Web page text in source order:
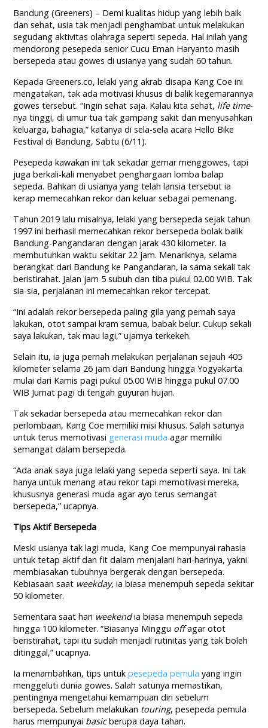
Bandung (Greeners) – Demi kualitas hidup yang lebih baik
dan sehat, usia tak menjadi penghambat untuk melakukan
segudang aktivitas olahraga seperti sepeda. Hal inilah yang
mendorong pesepeda senior Cucu Eman Haryanto masih
bersepeda atau gowes di usianya yang sudah 60 tahun.
Kepada Greeners.co, lelaki yang akrab disapa Kang Coe ini
mengatakan, tak ada motivasi khusus di balik kegemarannya
gowes tersebut. “Ingin sehat saja. Kalau kita sehat, life time-
nya tinggi, di umur tua tak gampang sakit dan menyusahkan
keluarga, bahagia,” katanya di sela-sela acara Hello Bike
Festival di Bandung, Sabtu (6/11).
Pesepeda kawakan ini tak sekadar gemar menggowes, tapi
juga berkali-kali menyabet penghargaan lomba balap
sepeda. Bahkan di usianya yang telah lansia tersebut ia
kerap memecahkan rekor dan keluar sebagai pemenang.
Tahun 2019 lalu misalnya, lelaki yang bersepeda sejak tahun
1997 ini berhasil memecahkan rekor bersepeda bolak balik
Bandung-Pangandaran dengan jarak 430 kilometer. Ia
membutuhkan waktu sekitar 22 jam. Menariknya, selama
berangkat dari Bandung ke Pangandaran, ia sama sekali tak
beristirahat. Jalan jam 5 subuh dan tiba pukul 02.00 WIB. Tak
sia-sia, perjalanan ini memecahkan rekor tercepat.
“Ini adalah rekor bersepeda paling gila yang pernah saya
lakukan, otot sampai kram semua, babak belur. Cukup sekali
saya lakukan, tak mau lagi,” ujarnya terkekeh.
Selain itu, ia juga pernah melakukan perjalanan sejauh 405
kilometer selama 26 jam dari Bandung hingga Yogyakarta
mulai dari Kamis pagi pukul 05.00 WIB hingga pukul 07.00
WIB Jumat pagi di tengah guyuran hujan.
Tak sekadar bersepeda atau memecahkan rekor dan
perlombaan, Kang Coe memiliki misi khusus. Salah satunya
untuk terus memotivasi generasi muda agar memiliki
semangat dalam bersepeda.
“Ada anak saya juga lelaki yang sepeda seperti saya. Ini tak
hanya untuk menang atau rekor tapi memotivasi mereka,
khususnya generasi muda agar ayo terus semangat
bersepeda,” ucapnya.
Tips Aktif Bersepeda
Meski usianya tak lagi muda, Kang Coe mempunyai rahasia
untuk tetap aktif dan fit dalam menjalani hari-harinya, yakni
membiasakan tubuhnya bergerak dengan bersepeda.
Kebiasaan saat weekday, ia biasa menempuh sepeda sekitar
50 kilometer.
Sementara saat hari weekendia biasa menempuh sepeda
hingga 100 kilometer. “Biasanya Minggu offagar otot
beristirahat, tapi itu sudah menjadi rutinitas yang tak boleh
ditinggal,” ucapnya.
Ia menambahkan, tips untukpesepeda pemula yang ingin
menggeluti dunia gowes. Salah satunya memastikan,
pentingnya mengetahui kemampuan diri sebelum
bersepeda. Sebelum melakukan touring, pesepeda pemula
harus mempunyai basicberupa daya tahan.